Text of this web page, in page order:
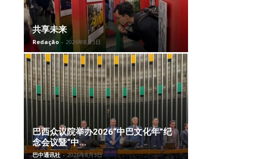
共享未来
Redação - 2026年8月3日
巴西众议院举办2026“中巴文化年”纪
念会议暨“中...
巴中通讯社 - 2026年8月3日